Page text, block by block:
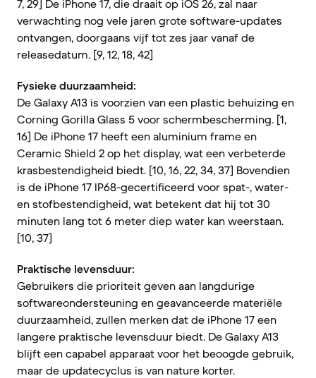
7, 29] De iPhone 17, die draait op iOS 26, zal naar
verwachting nog vele jaren grote software-updates
ontvangen, doorgaans vijf tot zes jaar vanaf de
releasedatum. [9, 12, 18, 42]
Fysieke duurzaamheid:
De Galaxy A13 is voorzien van een plastic behuizing en
Corning Gorilla Glass 5 voor schermbescherming. [1,
16] De iPhone 17 heeft een aluminium frame en
Ceramic Shield 2 op het display, wat een verbeterde
krasbestendigheid biedt. [10, 16, 22, 34, 37] Bovendien
is de iPhone 17 IP68-gecertificeerd voor spat-, water-
en stofbestendigheid, wat betekent dat hij tot 30
minuten lang tot 6 meter diep water kan weerstaan.
[10, 37]
Praktische levensduur:
Gebruikers die prioriteit geven aan langdurige
softwareondersteuning en geavanceerde materiële
duurzaamheid, zullen merken dat de iPhone 17 een
langere praktische levensduur biedt. De Galaxy A13
blijft een capabel apparaat voor het beoogde gebruik,
maar de updatecyclus is van nature korter.